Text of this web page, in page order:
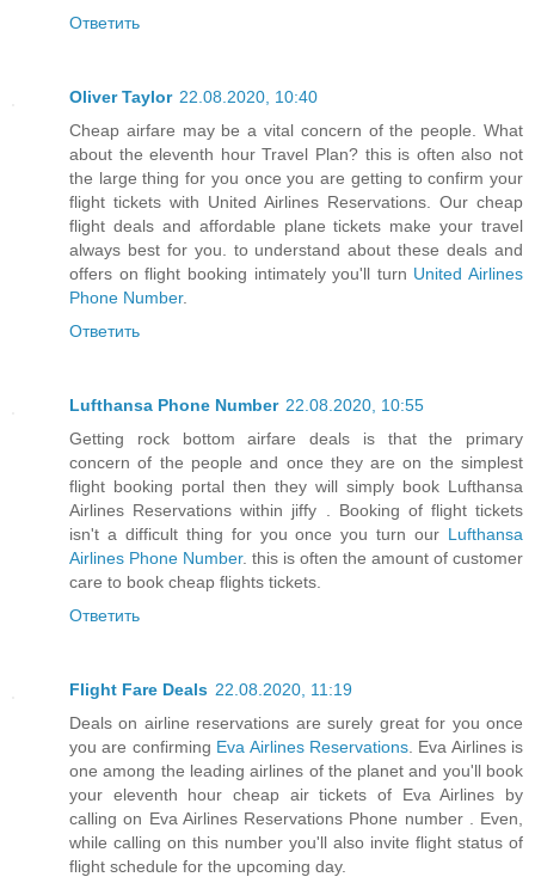
Ответить
Oliver Taylor 22.08.2020, 10:40
Cheap airfare may be a vital concern of the people. What
about the eleventh hour Travel Plan? this is often also not
the large thing for you once you are getting to confirm your
flight tickets with United Airlines Reservations. Our cheap
flight deals and affordable plane tickets make your travel
always best for you. to understand about these deals and
offers on flight booking intimately you'll turn United Airlines
Phone Number.
Ответить
Lufthansa Phone Number 22.08.2020, 10:55
Getting rock bottom airfare deals is that the primary
concern of the people and once they are on the simplest
flight booking portal then they will simply book Lufthansa
Airlines Reservations within jiffy . Booking of flight tickets
isn't a difficult thing for you once you turn our Lufthansa
Airlines Phone Number. this is often the amount of customer
care to book cheap flights tickets.
Ответить
Flight Fare Deals 22.08.2020, 11:19
Deals on airline reservations are surely great for you once
you are confirming Eva Airlines Reservations. Eva Airlines is
one among the leading airlines of the planet and you'll book
your eleventh hour cheap air tickets of Eva Airlines by
calling on Eva Airlines Reservations Phone number . Even,
while calling on this number you'll also invite flight status of
flight schedule for the upcoming day.